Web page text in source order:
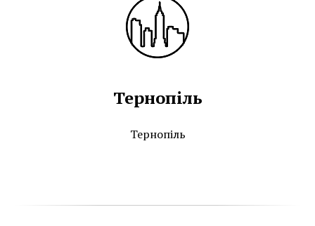
Тернопіль
Тернопіль